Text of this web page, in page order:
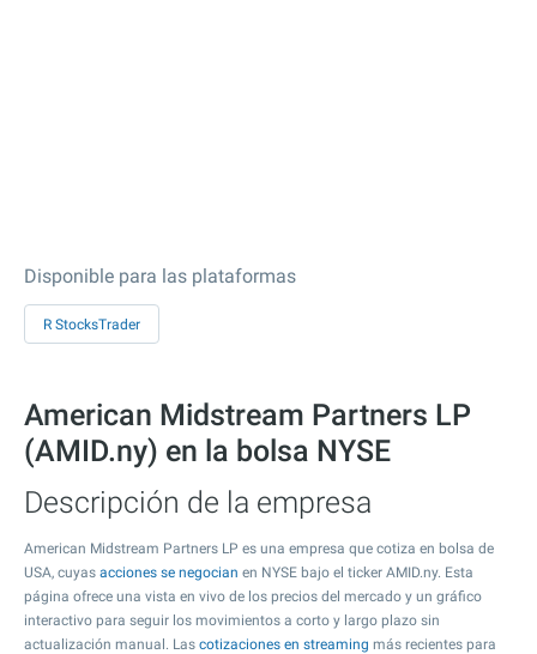
Disponible para las plataformas
R StocksTrader
American Midstream Partners LP
(AMID.ny) en la bolsa NYSE
Descripción de la empresa
American Midstream Partners LP es una empresa que cotiza en bolsa de
USA, cuyas acciones se negocian en NYSE bajo el ticker AMID.ny. Esta
página ofrece una vista en vivo de los precios del mercado y un gráfico
interactivo para seguir los movimientos a corto y largo plazo sin
actualización manual. Las cotizaciones en streaming más recientes para